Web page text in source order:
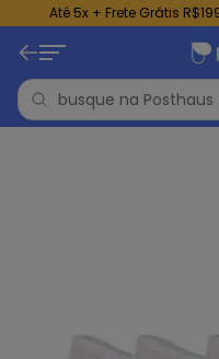
Até 5x + Frete Grátis